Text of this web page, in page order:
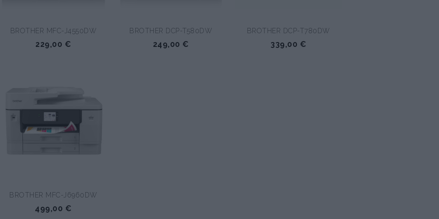
BROTHER MFC-J4550DW
229,00 €
BROTHER DCP-T580DW
249,00 €
BROTHER DCP-T780DW
339,00 €
BROTHER MFC-J6960DW
499,00 €